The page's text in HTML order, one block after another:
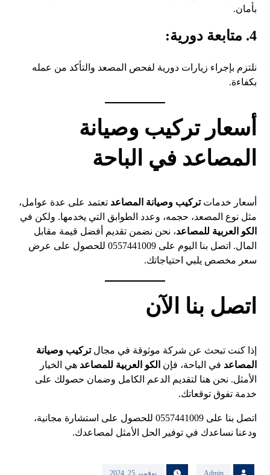
بأمان.
4. متابعة دورية:
نلتزم بإجراء زيارات دورية لفحص المصعد والتأكد من عمله
بكفاءة.
أسعار تركيب وصيانة
المصاعد في الباحة
أسعار خدماتتركيب وصيانة المصاعد تعتمد على عدة عوامل،
مثل نوع المصعد، حجمه، وعدد الطوابق التي يخدمها. ولكن في
الكو العربية للمصاعد، نحن نضمن تقديم أفضل قيمة مقابل
المال. اتصل بنا اليوم على 0557441009 للحصول على عرض
سعر مخصص يلبي احتياجاتك.
اتصل بنا الآن
إذا كنت تبحث عن شركة موثوقة في مجالتركيب وصيانة
المصاعد في الباحة، فإن الكو العربية للمصاعد هي الخيار
الأمثل. نحن هنا لتقديم الدعم الكامل وضمان حصولك على
خدمة تفوق توقعاتك.
اتصل بنا على 0557441009 للحصول على استشارة مجانية،
ودعنا نساعدك في توفير الحل الأمثل لمصاعدك.
Admin نوفمبر 25, 2024